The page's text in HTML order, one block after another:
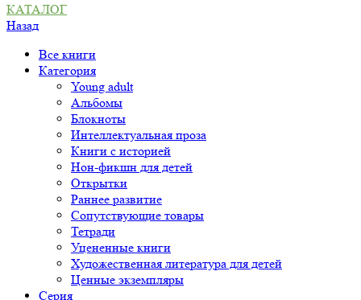
КАТАЛОГ
Назад
Все книги
Категория
Young adult
Альбомы
Блокноты
Интеллектуальная проза
Книги с историей
Нон-фикшн для детей
Открытки
Раннее развитие
Сопутствующие товары
Тетради
Уцененные книги
Художественная литература для детей
Ценные экземпляры
Серия